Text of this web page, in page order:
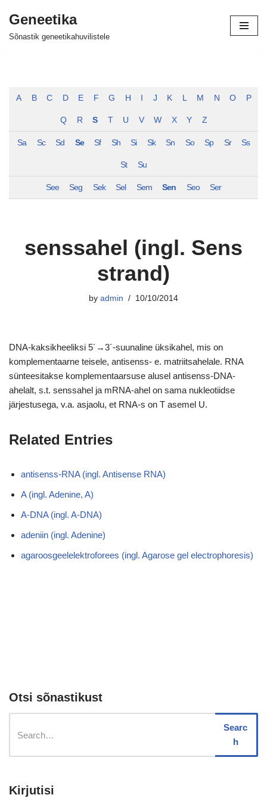
Skip
Geneetika
Sõnastik geneetikahuvilistele
A B C D E F G H J K L M N O P
Q R S T U V W X Y Z
Sa Sc Sd Se Sf Sh Si Sk Sn So Sp Sr Ss
St Su
See Seg Sek Sel Sem Sen Seo Ser
senssahel (ingl. Sens
strand)
by admin 10/10/2014
DNA-kaksikheeliksi 5´→3´-suunaline üksikahel, mis on
komplementaarne teisele, antisenss- e. matriitsahelale. RNA
sünteesitakse komplementaarsuse alusel antisenss-DNA-
ahelalt, s.t. senssahel ja mRNA-ahel on sama nukleotiidse
järjestusega, v.a. asjaolu, et RNA-s on T asemel U.
Related Entries
antisenss-RNA (ingl. Antisense RNA)
A (ingl. Adenine, A)
A-DNA (ingl. A-DNA)
adeniin (ingl. Adenine)
agaroosgeelelektroforees (ingl. Agarose gel electrophoresis)
Otsi sõnastikust
Searc
h
Kirjutisi